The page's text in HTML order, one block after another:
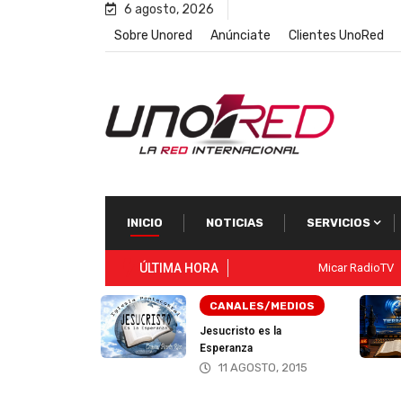
6 agosto, 2026
Sobre Unored
Anúnciate Clientes UnoRed
INICIO NOTICIAS SERVICIOS
ÚLTIMA HORA
RADIO
Radio Tierra Nueva
18 JUNIO, 2026